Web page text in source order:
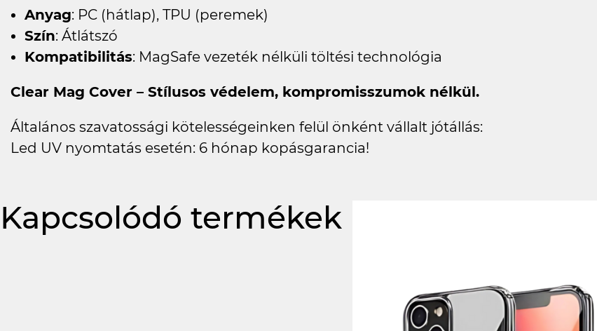
Anyag: PC (hátlap), TPU (peremek)
Szín: Átlátszó
Kompatibilitás: MagSafe vezeték nélküli töltési technológia
Clear Mag Cover – Stílusos védelem, kompromisszumok nélkül.
Általános szavatossági kötelességeinken felül önként vállalt jótállás:
Led UV nyomtatás esetén: 6 hónap kopásgarancia!
Kapcsolódó termékek